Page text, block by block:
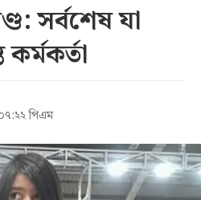
সর্বশেষ যা
পিএম